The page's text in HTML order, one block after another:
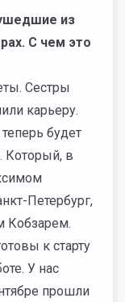
из
С чем это
Сестры
карьеру.
будет
Который, в
Петербург,
Кобзарем.
к старту
У нас
прошли